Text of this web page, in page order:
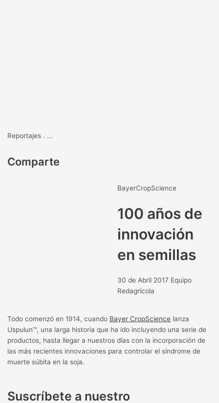
Reportajes . ...
Comparte
BayerCropScience
100 años de
innovación
en semillas
30 de Abril 2017 Equipo
Redagrícola
Todo comenzó en 1914, cuando Bayer CropScience lanza
Uspulun™, una larga historia que ha ido incluyendo una serie de
productos, hasta llegar a nuestros días con la incorporación de
las más recientes innovaciones para controlar el síndrome de
muerte súbita en la soja.
Suscríbete a nuestro